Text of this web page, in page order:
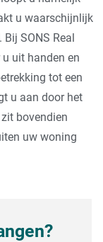
u waarschijnlijk
SONS Real
uit handen en
tot een
u aan door het
bovendien
uw woning